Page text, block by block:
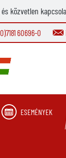
és közvetlen
60696-0
ESEMÉNYEK